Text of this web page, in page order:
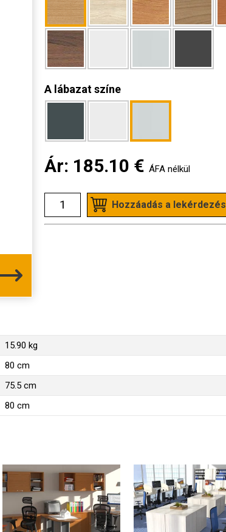
A lábazat színe
Ár: 185.10 € ÁFA nélkül
Hozzáadás a
15.90 kg
80 cm
75.5 cm
80 cm